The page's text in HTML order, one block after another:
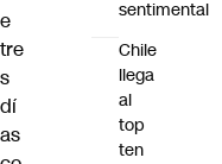
e
tre
s
dí
as
sentimental
Chile
llega
al
top
ten